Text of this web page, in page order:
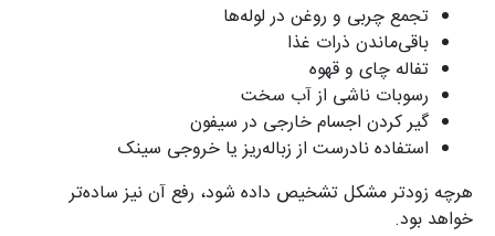
تجمع چربی و روغن در لوله‌ها
باقی‌ماندن ذرات غذا
تفاله چای و قهوه
رسوبات ناشی از آب سخت
گیر کردن اجسام خارجی در سیفون
استفاده نادرست از زباله‌ریز یا خروجی سینک
هرچه زودتر مشکل تشخیص داده شود، رفع آن نیز ساده‌تر
خواهد بود.